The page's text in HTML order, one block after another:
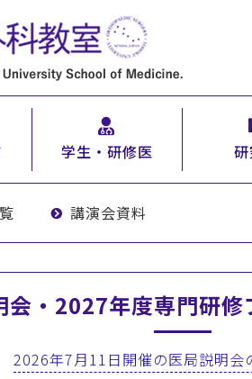
学生・研修医
講演会資料
会・2027年度専門研修
2026年7月11日開催の医局説明会